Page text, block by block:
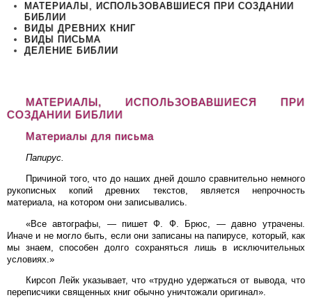
МАТЕРИАЛЫ, ИСПОЛЬЗОВАВШИЕСЯ ПРИ СОЗДАНИИ
БИБЛИИ
ВИДЫ ДРЕВНИХ КНИГ
ВИДЫ ПИСЬМА
ДЕЛЕНИЕ БИБЛИИ
МАТЕРИАЛЫ, ИСПОЛЬЗОВАВШИЕСЯ ПРИ
СОЗДАНИИ БИБЛИИ
Материалы для письма
Папирус.
Причиной того, что до наших дней дошло сравнительно немного
рукописных копий древних текстов, является непрочность
материала, на котором они записывались.
«Все автографы, — пишет Ф. Ф. Брюс, — давно утрачены.
Иначе и не могло быть, если они записаны на папирусе, который, как
мы знаем, способен долго сохраняться лишь в исключительных
условиях.»
Кирсоп Лейк указывает, что «трудно удержаться от вывода, что
переписчики священных книг обычно уничтожали оригинал».